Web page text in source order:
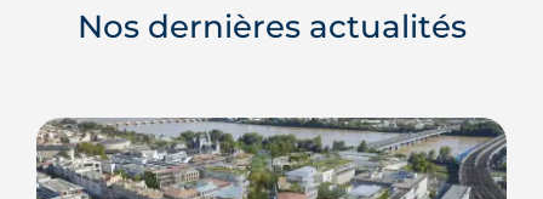
Nos dernières actualités